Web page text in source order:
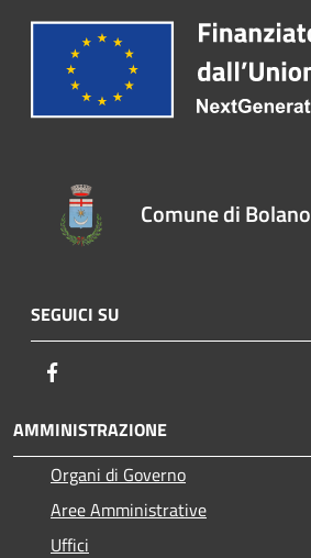
Comune di Bolano
SEGUICI SU
AMMINISTRAZIONE
Organi di Governo
Aree Amministrative
Uffici